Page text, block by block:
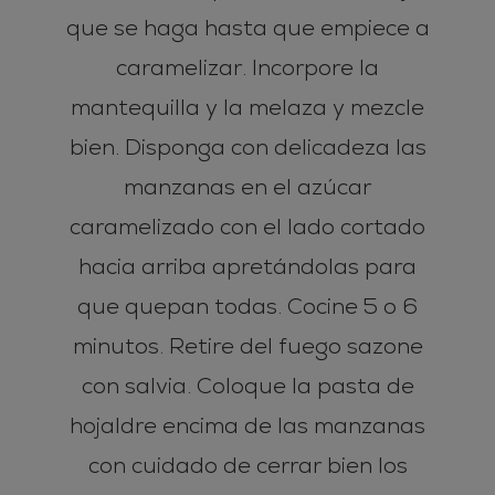
que se haga hasta que empiece a
caramelizar. Incorpore la
mantequilla y la melaza y mezcle
bien. Disponga con delicadeza las
manzanas en el azúcar
caramelizado con el lado cortado
hacia arriba apretándolas para
que quepan todas. Cocine 5 o 6
minutos. Retire del fuego sazone
con salvia. Coloque la pasta de
hojaldre encima de las manzanas
con cuidado de cerrar bien los